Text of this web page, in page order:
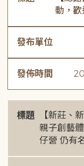
動，
發布單位
發佈時間
標題
【新莊、
親子創藝
仔營 仍有